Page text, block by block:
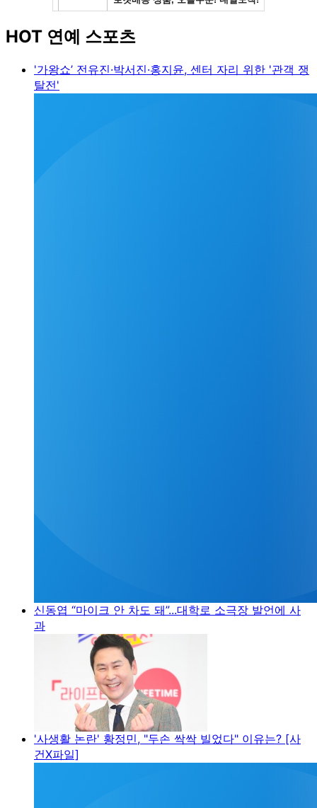
HOT 연예 스포츠
'가왕쇼’ 전유진·박서진·홍지윤, 센터 자리 위한 '관객 쟁
탈전'
신동엽 “마이크 안 차도 돼”...대학로 소극장 발언에 사
과
'사생활 논란' 황정민, "두손 싹싹 빌었다" 이유는? [사
건X파일]